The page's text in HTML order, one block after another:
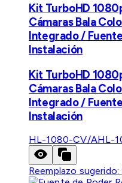
Kit TurboHD
Cámaras Bala
Integrado /
Instalación
Kit TurboHD
Cámaras Bala
Integrado /
Instalación
HL-1080-CV/AHL-
Reemplazo sugerido: